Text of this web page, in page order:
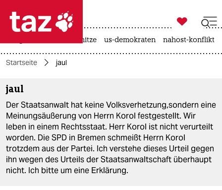

themen
politik
öko
gesellschaft

taz zahl ich
hitze us-demokraten nahost-konflikt
Startseite jaul
jaul
Der Staatsanwalt hat keine Volksverhetzung,sondern eine
Meinungsäußerung von Herrn Korol festgestellt. Wir
leben in einem Rechtsstaat. Herr Korol ist nicht verurteilt
worden. Die SPD in Bremen schmeißt Herrn Korol
trotzdem aus der Partei. Ich verstehe dieses Urteil gegen
ihn wegen des Urteils der Staatsanwaltschaft überhaupt
nicht. Ich bitte um eine Erklärung.